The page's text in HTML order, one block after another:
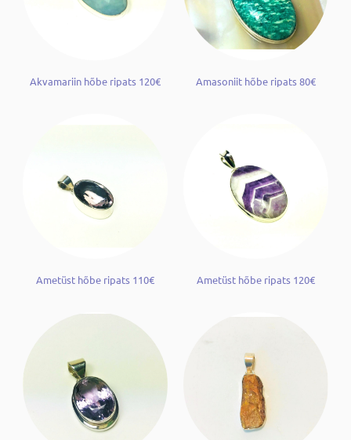
Akvamariin hõbe ripats 120€ Amasoniit hõbe ripats 80€
Ametüst hõbe ripats 110€ Ametüst hõbe ripats 120€